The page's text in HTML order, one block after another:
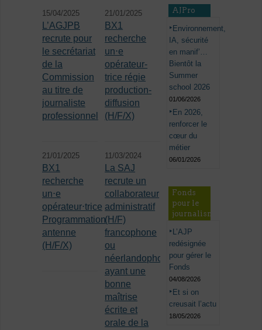
15/04/2025
L’AGJPB
recrute pour
le secrétariat
de la
Commission
au titre de
journaliste
professionnel
21/01/2025
BX1
recherche
un⋅e
opérateur-
trice régie
production-
diffusion
(H/F/X)
21/01/2025
BX1
recherche
un⋅e
opérateur⋅trice
Programmation
antenne
(H/F/X)
11/03/2024
La SAJ
recrute un
collaborateur
administratif
(H/F)
francophone
ou
néerlandophone
ayant une
bonne
maîtrise
écrite et
orale de la
AJPro
Environnement,
IA, sécurité
en manif’…
Bientôt la
Summer
school 2026
01/06/2026
En 2026,
renforcer le
cœur du
métier
06/01/2026
Fonds
pour le
journalisme
L’AJP
redésignée
pour gérer le
Fonds
04/08/2026
Et si on
creusait l’actu
18/05/2026